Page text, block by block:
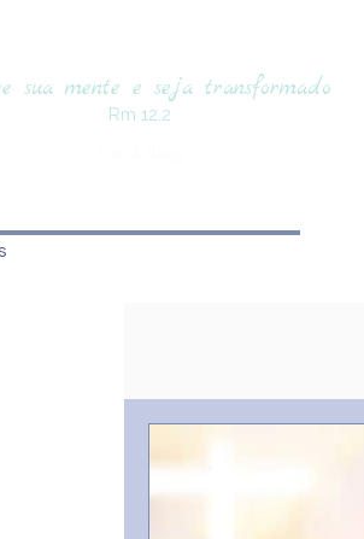
sua mente e seja transformado
Rm 12.2